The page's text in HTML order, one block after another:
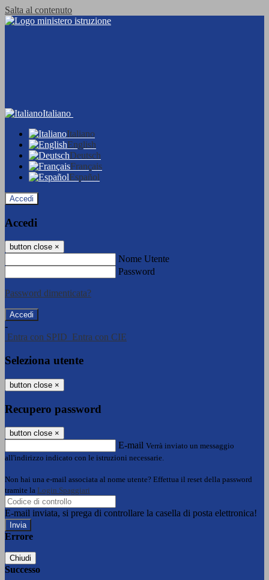
Salta al contenuto
Italiano
Italiano
English
Deutsch
Français
Español
Accedi
Accedi
button close ×
Nome Utente
Password
Password dimenticata?
-
Entra con SPID Entra con CIE
Seleziona utente
button close ×
Recupero password
button close ×
E-mail Verrà inviato un messaggio
all'indirizzo indicato con le istruzioni necessarie.
Non hai una e-mail associata al nome utente? Effettua il reset della password
tramite la Login Spaggiari
E-mail inviata, si prega di controllare la casella di posta elettronica!
Errore
Chiudi
Successo